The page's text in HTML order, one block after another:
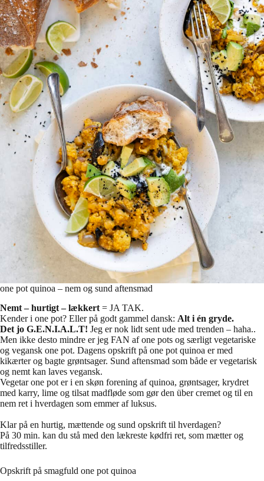
one pot quinoa – nem og sund aftensmad
Nemt – hurtigt – lækkert = JA TAK.
Kender i one pot? Eller på godt gammel dansk: Alt i én gryde.
Det jo G.E.N.I.A.L.T! Jeg er nok lidt sent ude med trenden – haha..
Men ikke desto mindre er jeg FAN af one pots og særligt vegetariske
og vegansk one pot. Dagens opskrift på one pot quinoa er med
kikærter og bagte grøntsager. Sund aftensmad som både er vegetarisk
og nemt kan laves vegansk.
Vegetar one pot er i en skøn forening af quinoa, grøntsager, krydret
med karry, lime og tilsat madfløde som gør den über cremet og til en
nem ret i hverdagen som emmer af luksus.
Klar på en hurtig, mættende og sund opskrift til hverdagen?
På 30 min. kan du stå med den lækreste kødfri ret, som mætter og
tilfredsstiller.
Opskrift på smagfuld one pot quinoa